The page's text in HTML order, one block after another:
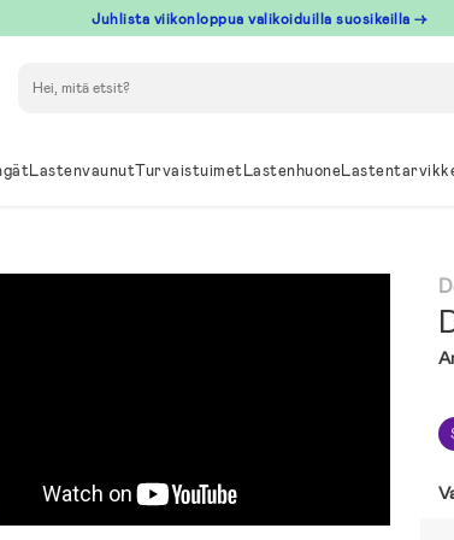
Juhlista viikonloppua valikoiduilla suosikeilla →
LastenvaunutTurvaistuimetLastenhuone